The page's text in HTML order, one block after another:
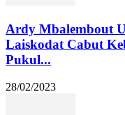
Ardy Mbalembout
Laiskodat Cabut
Pukul...
28/02/2023